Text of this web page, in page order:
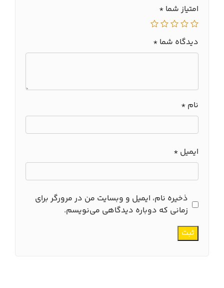
امتیاز شما *
دیدگاه شما *
نام *
ایمیل *
ذخیره نام، ایمیل و وبسایت من در مرورگر برای
زمانی که دوباره دیدگاهی می‌نویسم.